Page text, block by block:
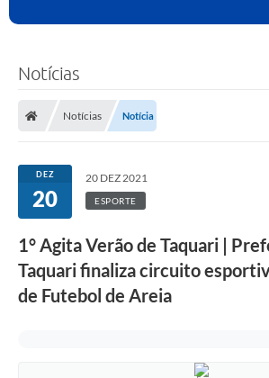
Notícias
Notícias Notícia
DEZ
20
20 DEZ 2021
ESPORTE
1° Agita Verão de Taquari |
Taquari finaliza circuito
de Futebol de Areia